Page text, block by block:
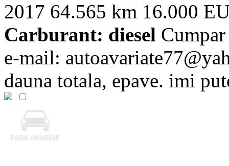
2017 64.565 km 16.000
Carburant: diesel
e-mail:
dauna totala, epave. imi